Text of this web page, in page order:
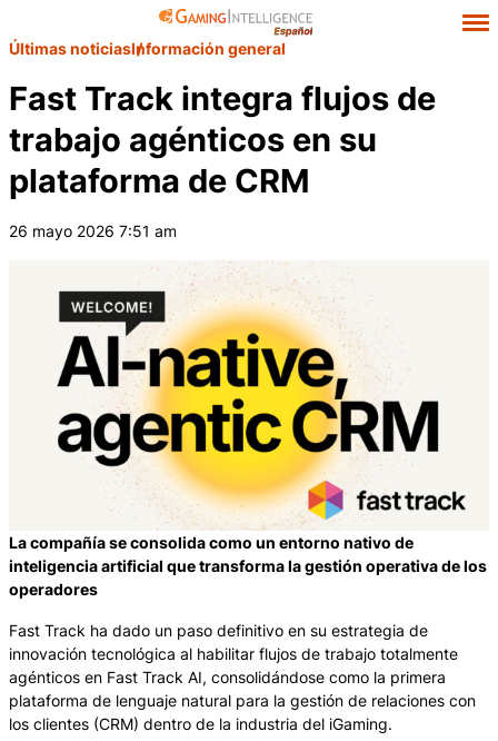
Últimas noticiasInformación general
Fast Track integra flujos de
trabajo agénticos en su
plataforma de CRM
26 mayo 2026 7:51 am
La compañía se consolida como un entorno nativo de
inteligencia artificial que transforma la gestión operativa de los
operadores
Fast Track ha dado un paso definitivo en su estrategia de
innovación tecnológica al habilitar flujos de trabajo totalmente
agénticos en Fast Track AI, consolidándose como la primera
plataforma de lenguaje natural para la gestión de relaciones con
los clientes (CRM) dentro de la industria del iGaming.